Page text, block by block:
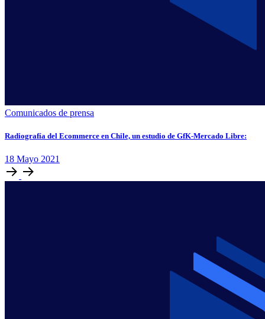
Comunicados de prensa
Radiografía del Ecommerce en Chile, un estudio de GfK-Mercado Libre:
18 Mayo 2021